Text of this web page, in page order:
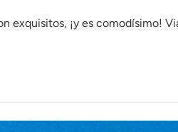
exquisitos, ¡y es comodísimo!